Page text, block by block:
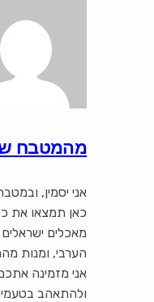
מהמטבח
אני יסמין,
כאן תמצאו את
מאכלים
הערבי, ומנות
אני מזמינה
ולהתאהב